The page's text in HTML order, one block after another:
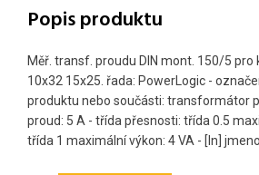
Popis produktu
Měř. transf. proudu DIN mont. 150/5 pro
10x32 15x25. řada: PowerLogic -
produktu nebo součásti: transformátor
proud: 5 A - třída přesnosti: třída 0.5
třída 1 maximální výkon: 4 VA - [In]